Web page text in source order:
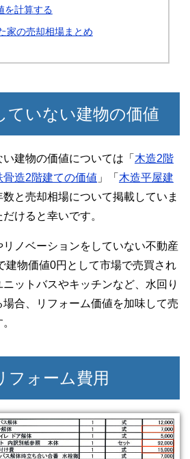
を計算する
家の売却相場まとめ
ていない建物の価値
建物の価値については「 木造2階
骨造2階建ての価値 」「 木造平屋建
数と売却相場について掲載していま
けると幸いです。
ノベーションをしていない不動産
建物価値0円として市場で売買され
ットバスやキッチンなど、水回り
合、リフォーム価値を加味して売
フォーム費用